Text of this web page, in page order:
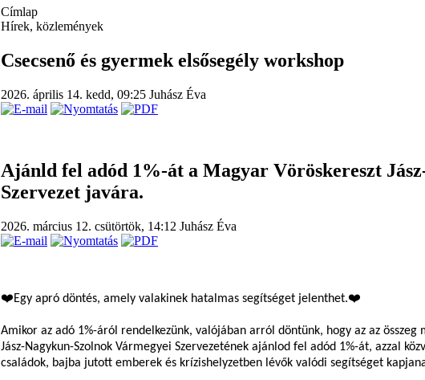
Címlap
Hírek, közlemények
Csecsenő és gyermek elsősegély workshop
2026. április 14. kedd, 09:25 Juhász Éva
Ajánld fel adód 1%-át a Magyar Vöröskereszt
Szervezet javára.
2026. március 12. csütörtök, 14:12 Juhász Éva
❤️Egy apró döntés, amely valakinek hatalmas segítséget jelenthet.❤️
Amikor az adó 1%-áról rendelkezünk, valójában arról döntünk, hogy az az
Jász-Nagykun-Szolnok Vármegyei Szervezetének ajánlod fel adód 1%-át, azzal
családok, bajba jutott emberek és krízishelyzetben lévők valódi segítséget